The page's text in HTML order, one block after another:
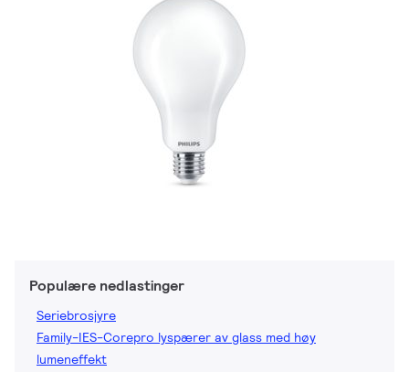
Populære nedlastinger
Seriebrosjyre
Family-IES-Corepro lyspærer av glass med høy
lumeneffekt